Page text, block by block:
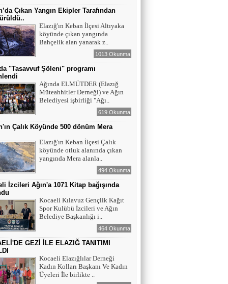
Maral Rahmanzadeh - Azerbaycan'ın İlk
Profesyonel Kadın Ressamı
YAZAR - AV. ALİ DEMİR
TUTUKLAMA KARARI
YAZAR-ŞAİR MİRAÇ DOĞAN
Mavi Işık İnsanları
EĞİTİMCİ-YAZAR TUNER
ENGELLİ İNSANLARIN ENGELLİ
YERİNE FAZLA BAKMAK
EĞİTİMCİ - YAZAR : MİDRAN YOKUŞ
DİKİLİ TAŞLAR - 8
Çıkan Yangın Ekipler Tarafından
Elazığ'ın Keban İlçesi Altıyaka
köyünde çıkan yangında
Bahçelik alan yanarak z..
1013 Okunma
"Tasavvuf Şöleni" programı
Ağında ELMÜTDER (Elazığ
Müteahhitler Derneği) ve Ağın
Belediyesi işbirliği "Ağı..
619 Okunma
Çalık Köyünde 500 dönüm Mera
Elazığ'ın Keban İlçesi Çalık
köyünde otluk alanında çıkan
yangında Mera alanla..
494 Okunma
İzcileri Ağın'a 1071 Kitap bağışında
Kocaeli Kılavuz Gençlik Kağıt
Spor Kulübü İzcileri ve Ağın
Belediye Başkanlığı i..
464 Okunma
GEZİ İLE ELAZIĞ TANITIMI
Kocaeli Elazığlılar Derneği
Kadın Kolları Başkanı Ve Kadın
Üyeleri İle birlikte ..